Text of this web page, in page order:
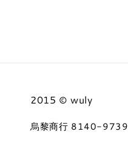
2015 © wuly
烏黎商行 8140-9739